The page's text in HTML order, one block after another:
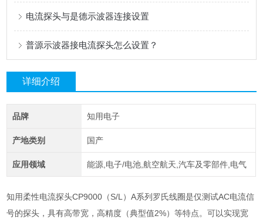
电流探头与是德示波器连接设置
普源示波器接电流探头怎么设置？
详细介绍
品牌 知用电子
产地类别 国产
应用领域 能源,电子/电池,航空航天,汽车及零部件,电气
知用柔性电流探头CP9000（S/L）A系列罗氏线圈是仅测试AC电流信
号的探头，具有高带宽，高精度（典型值2%）等特点。可以实现宽